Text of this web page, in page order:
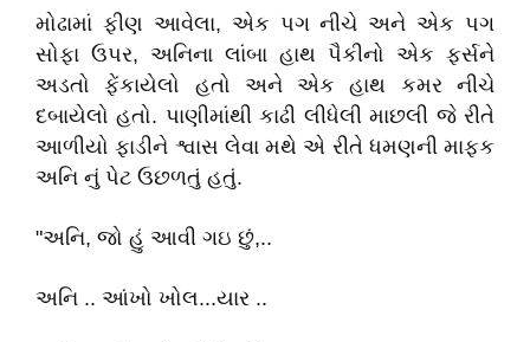
મોઢામાં ફીણ આવેલા, એક પગ નીચે અને એક પગ
સોફા ઉપર, અનિના લાંબા હાથ પૈકીનો એક ફર્સને
અડતો ફેંકાયેલો હતો અને એક હાથ કમર નીચે
દબાયેલો હતો. પાણીમાંથી કાઢી લીધેલી માછલી જે રીતે
આળીયો ફાડીને શ્વાસ લેવા મથે એ રીતે ધમણની માફક
અનિ નું પેટ ઉછળતું હતું.
"અનિ, જો હું આવી ગઇ છું,..
અનિ .. આંખો ખોલ...યાર ..